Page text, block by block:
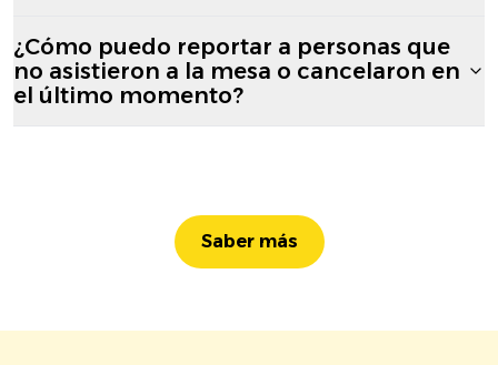
¿Cómo puedo reportar a personas que
no asistieron a la mesa o cancelaron en
el último momento?
Saber más